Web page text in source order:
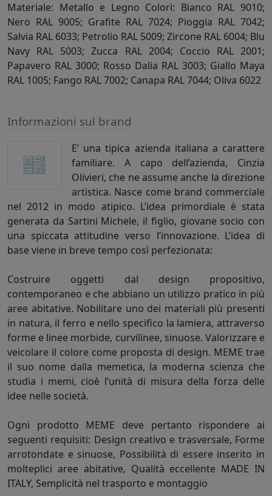
Materiale: Metallo e Legno Colori: Bianco RAL 9010;
Nero RAL 9005; Grafite RAL 7024; Pioggia RAL 7042;
Salvia RAL 6033; Petrolio RAL 5009; Zircone RAL 6004; Blu
Navy RAL 5003; Zucca RAL 2004; Coccio RAL 2001;
Papavero RAL 3000; Rosso Dalia RAL 3003; Giallo Maya
RAL 1005; Fango RAL 7002; Canapa RAL 7044; Oliva 6022
Informazioni sul brand
E’ una tipica azienda italiana a carattere
familiare. A capo dell’azienda, Cinzia
Olivieri, che ne assume anche la direzione
artistica. Nasce come brand commerciale
nel 2012 in modo atipico. L’idea primordiale è stata
generata da Sartini Michele, il figlio, giovane socio con
una spiccata attitudine verso l’innovazione. L’idea di
base viene in breve tempo così perfezionata:
Costruire oggetti dal design propositivo,
contemporaneo e che abbiano un utilizzo pratico in più
aree abitative. Nobilitare uno dei materiali più presenti
in natura, il ferro e nello specifico la lamiera, attraverso
forme e linee morbide, curvilinee, sinuose. Valorizzare e
veicolare il colore come proposta di design. MEME trae
il suo nome dalla memetica, la moderna scienza che
studia i memi, cioè l’unità di misura della forza delle
idee nelle società.
Ogni prodotto MEME deve pertanto rispondere ai
seguenti requisiti: Design creativo e trasversale, Forme
arrotondate e sinuose, Possibilità di essere inserito in
molteplici aree abitative, Qualità eccellente MADE IN
ITALY, Semplicità nel trasporto e montaggio